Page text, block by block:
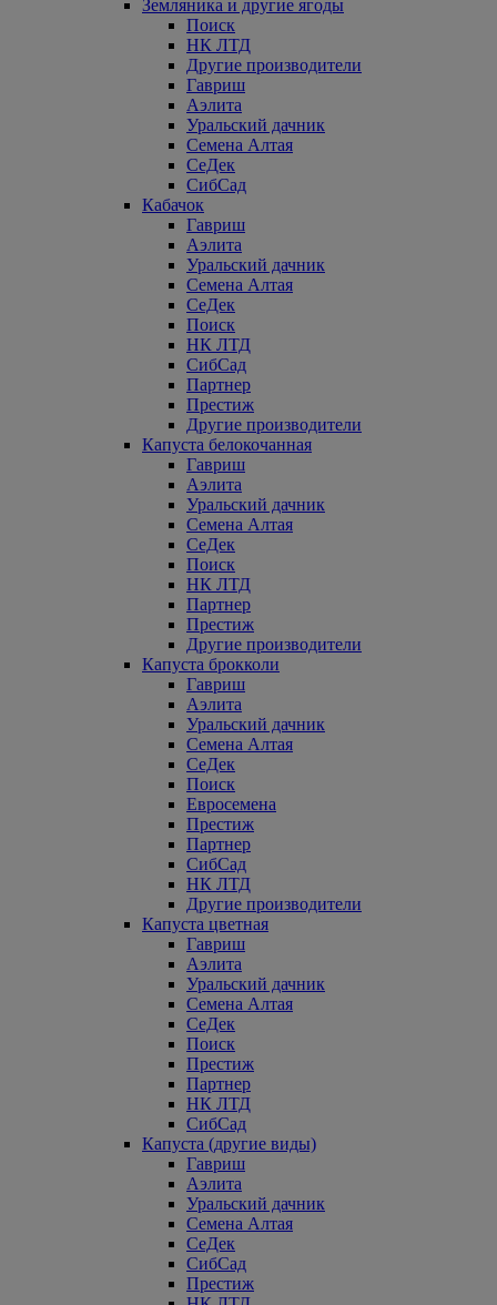
Земляника и другие ягоды
Поиск
НК ЛТД
Другие производители
Гавриш
Аэлита
Уральский дачник
Семена Алтая
СеДек
СибСад
Кабачок
Гавриш
Аэлита
Уральский дачник
Семена Алтая
СеДек
Поиск
НК ЛТД
СибСад
Партнер
Престиж
Другие производители
Капуста белокочанная
Гавриш
Аэлита
Уральский дачник
Семена Алтая
СеДек
Поиск
НК ЛТД
Партнер
Престиж
Другие производители
Капуста брокколи
Гавриш
Аэлита
Уральский дачник
Семена Алтая
СеДек
Поиск
Евросемена
Престиж
Партнер
СибСад
НК ЛТД
Другие производители
Капуста цветная
Гавриш
Аэлита
Уральский дачник
Семена Алтая
СеДек
Поиск
Престиж
Партнер
НК ЛТД
СибСад
Капуста (другие виды)
Гавриш
Аэлита
Уральский дачник
Семена Алтая
СеДек
СибСад
Престиж